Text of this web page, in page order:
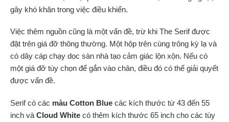
gây khó khăn trong việc điều khiển.
Việc thêm nguồn cũng là một vấn đề, trừ khi The Serif được
đặt trên giá đỡ thông thường. Một hộp trên cùng trông kỳ lạ và
có dây cáp chạy dọc sàn nhà tạo cảm giác lộn xộn. Nếu có
một giá đỡ tùy chọn để gắn vào chân, điều đó có thể giải quyết
được vấn đề.
Serif có các màu Cotton Blue các kích thước từ 43 đến 55
inch và Cloud White có thêm kích thước 65 inch cho các tùy